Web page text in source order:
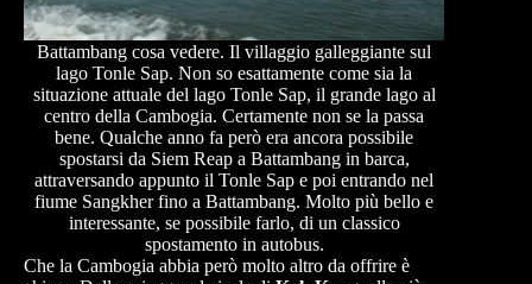
Battambang cosa vedere. Il villaggio galleggiante sul
lago Tonle Sap. Non so esattamente come sia la
situazione attuale del lago Tonle Sap, il grande lago al
centro della Cambogia. Certamente non se la passa
bene. Qualche anno fa però era ancora possibile
spostarsi da Siem Reap a Battambang in barca,
attraversando appunto il Tonle Sap e poi entrando nel
fiume Sangkher fino a Battambang. Molto più bello e
interessante, se possibile farlo, di un classico
spostamento in autobus.
Che la Cambogia abbia però molto altro da offrire è